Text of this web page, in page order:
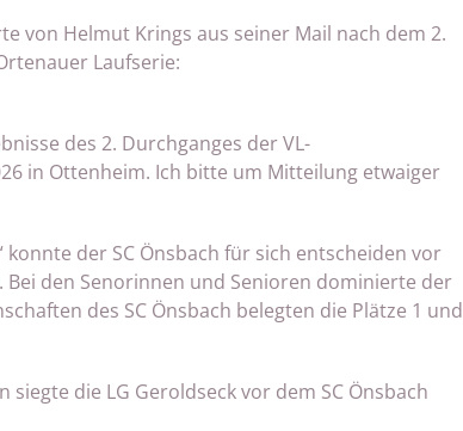
von Helmut Krings aus seiner Mail nach dem 2.
Laufserie:
des 2. Durchganges der VL-
in Ottenheim. Ich bitte um Mitteilung etwaiger
der SC Önsbach für sich entscheiden vor
Bei den Senorinnen und Senioren dominierte der
des SC Önsbach belegten die Plätze 1 und
die LG Geroldseck vor dem SC Önsbach